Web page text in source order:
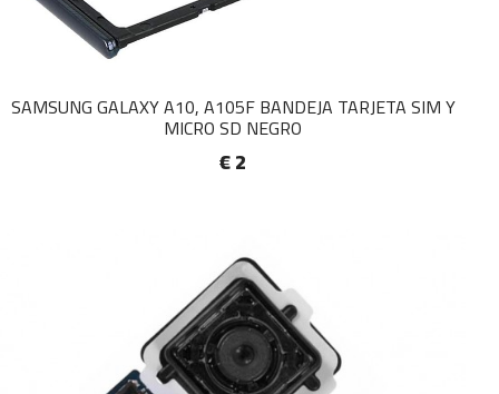
SAMSUNG GALAXY A10, A105F BANDEJA TARJETA SIM Y
MICRO SD NEGRO
€ 2